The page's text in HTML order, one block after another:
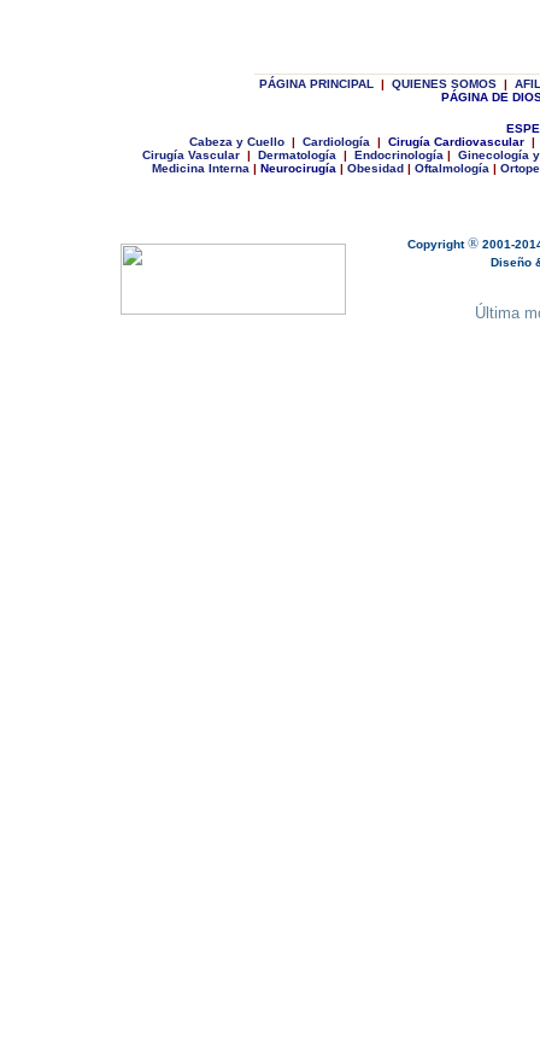
PÁGINA PRINCIPAL | QUIENES SOMOS | A
PÁGINA DE
Cabeza y Cuello | Cardiología | Cirugía Cardiovascular |
Cirugía Vascular | Dermatología | Endocrinología | Ginecología
Medicina Interna | Neurocirugía | Obesidad | Oftalmología |
Copyright® 2001-
Diseño &
Última